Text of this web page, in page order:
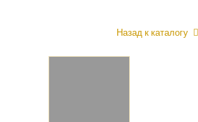
Назад к каталогу